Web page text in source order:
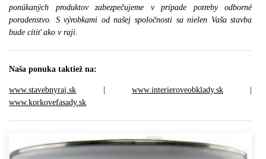
ponúkaných produktov zabezpečujeme v prípade potreby odborné
poradenstvo. S výrobkami od našej spoločnosti sa nielen Vaša stavba
bude cítiť ako v raji.
Naša ponuka taktiež na:
www.stavebnyraj.sk www.interieroveobklady.sk|
www.korkovefasady.sk